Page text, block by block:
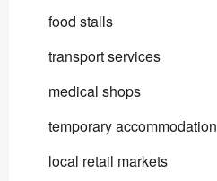
food stalls
transport services
medical shops
temporary accommodation
local retail markets